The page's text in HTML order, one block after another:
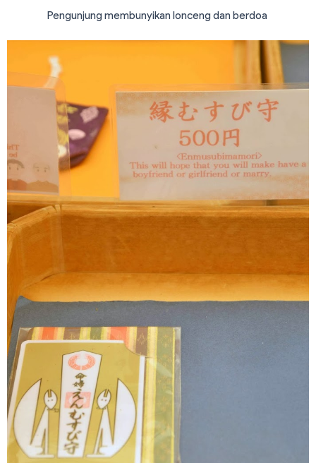
Pengunjung membunyikan lonceng dan berdoa